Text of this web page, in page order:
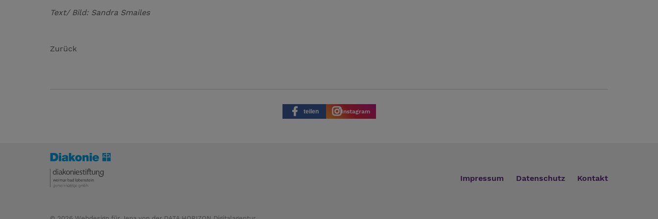
Text/ Bild: Sandra Smailes
Zurück
teilen Instagram
Impressum Datenschutz Kontakt